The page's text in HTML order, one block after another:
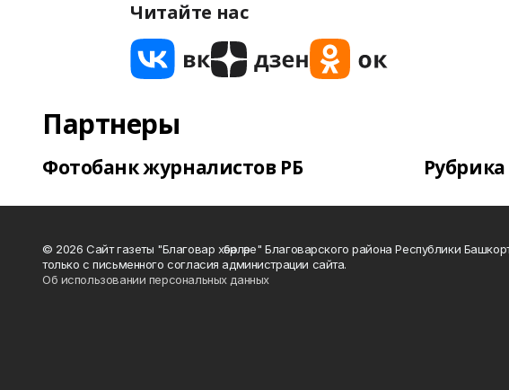
Читайте нас
Партнеры
Фотобанк журналистов РБ
© 2026 Сайт газеты "Благовар хәбәрләре" Благоварского района Республики
только с письменного согласия администрации сайта.
Об использовании персональных данных